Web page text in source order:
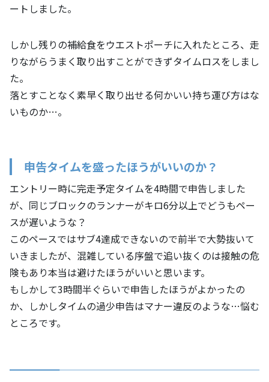
ートしました。
しかし残りの補給食をウエストポーチに入れたところ、走
りながらうまく取り出すことができずタイムロスをしまし
た。
落とすことなく素早く取り出せる何かいい持ち運び方はな
いものか…。
申告タイムを盛ったほうがいいのか？
エントリー時に完走予定タイムを4時間で申告しました
が、同じブロックのランナーがキロ6分以上でどうもペー
スが遅いような？
このペースではサブ4達成できないので前半で大勢抜いて
いきましたが、混雑している序盤で追い抜くのは接触の危
険もあり本当は避けたほうがいいと思います。
もしかして3時間半ぐらいで申告したほうがよかったの
か、しかしタイムの過少申告はマナー違反のような…悩む
ところです。